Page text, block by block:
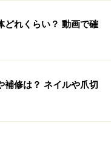
どれくらい？ 動画で確
補修は？ ネイルや爪切